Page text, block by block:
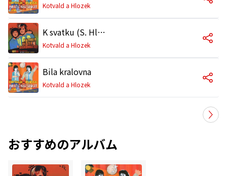
Kotvald a Hlozek
K svatku (S. Hlozek)
Kotvald a Hlozek
Bila kralovna
Kotvald a Hlozek
おすすめのアルバム